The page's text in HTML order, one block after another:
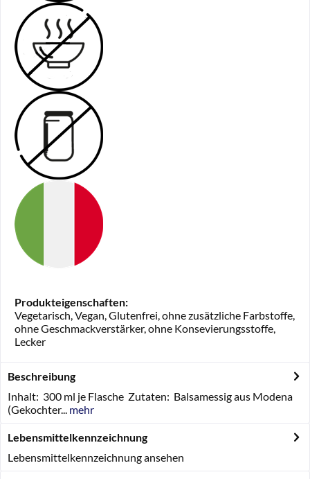
Produkteigenschaften:
Vegetarisch, Vegan, Glutenfrei, ohne zusätzliche Farbstoffe,
ohne Geschmackverstärker, ohne Konsevierungsstoffe,
Lecker
Beschreibung
Inhalt: 300 ml je Flasche Zutaten: Balsamessig aus Modena
(Gekochter... mehr
Lebensmittelkennzeichnung
Lebensmittelkennzeichnung ansehen